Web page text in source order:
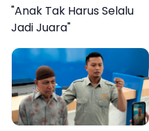
"Anak Tak Harus Selalu
Jadi Juara"